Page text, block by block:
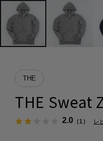
THE
THE Sweat
2.0（1） レ